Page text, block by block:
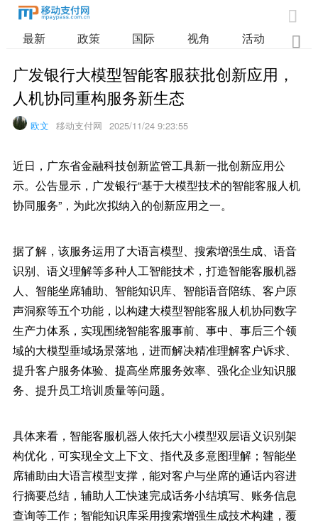

最新 政策 国际 视角 活动 业

广发银行大模型智能客服获批创新应用，
人机协同重构服务新生态
欧文 移动支付网 2025/11/24 9:23:55
近日，广东省金融科技创新监管工具新一批创新应用公
示。公告显示，广发银行“基于大模型技术的智能客服人机
协同服务”，为此次拟纳入的创新应用之一。
据了解，该服务运用了大语言模型、搜索增强生成、语音
识别、语义理解等多种人工智能技术，打造智能客服机器
人、智能坐席辅助、智能知识库、智能语音陪练、客户原
声洞察等五个功能，以构建大模型智能客服人机协同数字
生产力体系，实现围绕智能客服事前、事中、事后三个领
域的大模型垂域场景落地，进而解决精准理解客户诉求、
提升客户服务体验、提高坐席服务效率、强化企业知识服
务、提升员工培训质量等问题。
具体来看，智能客服机器人依托大小模型双层语义识别架
构优化，可实现全文上下文、指代及多意图理解；智能坐
席辅助由大语言模型支撑，能对客户与坐席的通话内容进
行摘要总结，辅助人工快速完成话务小结填写、账务信息
查询等工作；智能知识库采用搜索增强生成技术构建，覆